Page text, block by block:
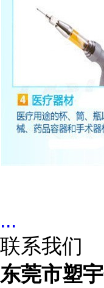
...
联系我们
东莞市塑